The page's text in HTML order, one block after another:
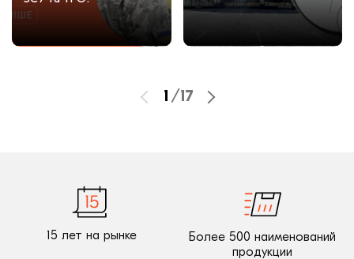
1 /17
15 лет на рынке
Более 500 наименований
продукции